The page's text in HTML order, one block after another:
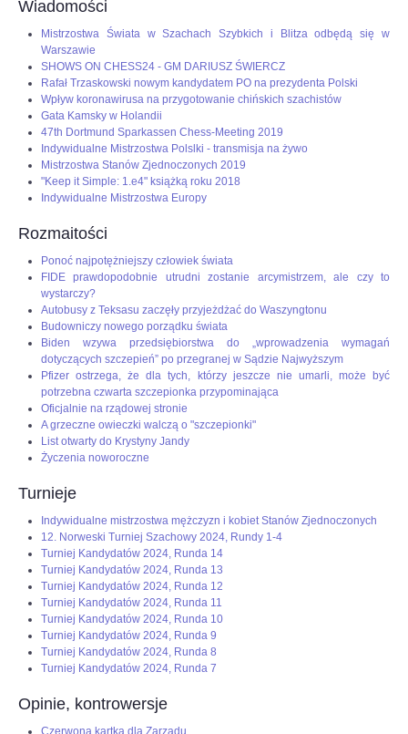
Wiadomości
Mistrzostwa Świata w Szachach Szybkich i Blitza odbędą się w
Warszawie
SHOWS ON CHESS24 - GM DARIUSZ ŚWIERCZ
Rafał Trzaskowski nowym kandydatem PO na prezydenta Polski
Wpływ koronawirusa na przygotowanie chińskich szachistów
Gata Kamsky w Holandii
47th Dortmund Sparkassen Chess-Meeting 2019
Indywidualne Mistrzostwa Polslki - transmisja na żywo
Mistrzostwa Stanów Zjednoczonych 2019
"Keep it Simple: 1.e4" książką roku 2018
Indywidualne Mistrzostwa Europy
Rozmaitości
Ponoć najpotężniejszy człowiek świata
FIDE prawdopodobnie utrudni zostanie arcymistrzem, ale czy to
wystarczy?
Autobusy z Teksasu zaczęły przyjeżdżać do Waszyngtonu
Budowniczy nowego porządku świata
Biden wzywa przedsiębiorstwa do „wprowadzenia wymagań
dotyczących szczepień” po przegranej w Sądzie Najwyższym
Pfizer ostrzega, że dla tych, którzy jeszcze nie umarli, może być
potrzebna czwarta szczepionka przypominająca
Oficjalnie na rządowej stronie
A grzeczne owieczki walczą o "szczepionki"
List otwarty do Krystyny Jandy
Życzenia noworoczne
Turnieje
Indywidualne mistrzostwa mężczyzn i kobiet Stanów Zjednoczonych
12. Norweski Turniej Szachowy 2024, Rundy 1-4
Turniej Kandydatów 2024, Runda 14
Turniej Kandydatów 2024, Runda 13
Turniej Kandydatów 2024, Runda 12
Turniej Kandydatów 2024, Runda 11
Turniej Kandydatów 2024, Runda 10
Turniej Kandydatów 2024, Runda 9
Turniej Kandydatów 2024, Runda 8
Turniej Kandydatów 2024, Runda 7
Opinie, kontrowersje